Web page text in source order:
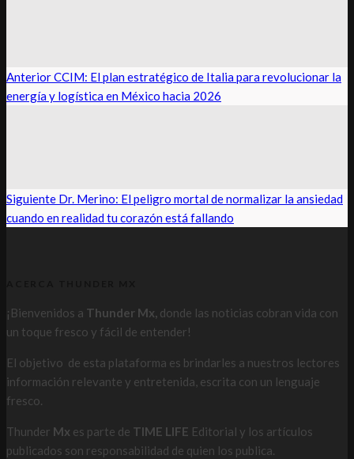
AnteriorCCIM: El plan estratégico de Italia para revolucionar la
energía y logística en México hacia 2026
Siguiente Dr. Merino: El peligro mortal de normalizar la ansiedad
cuando en realidad tu corazón está fallando
¡Bienvenidos a Thunder Mx, donde las noticias cobran vida con
un toque fresco y fácil de entender!
El objetivo de esta plataforma es brindarles a nuestros lectores
información relevante y entretenida, escrita con un lenguaje
fresco.
Thunder Mx es parte de TIME LIFE Editorial y los artículos
publicados son responsabilidad de quien los publica.